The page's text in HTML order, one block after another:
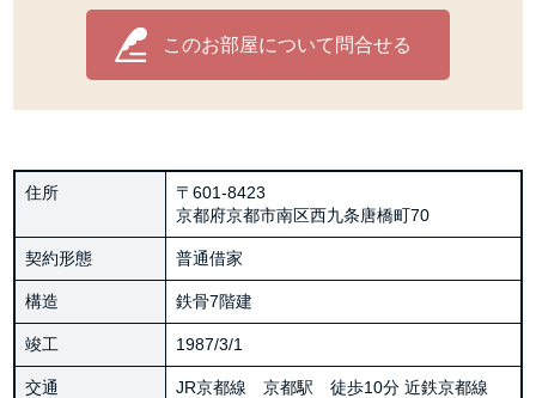
このお部屋について問合せる
住所
〒601-8423
京都府京都市南区西九条唐橋町70
契約形態 普通借家
構造 鉄骨7階建
竣工 1987/3/1
交通
JR京都線 京都駅 徒歩10分 近鉄京都線